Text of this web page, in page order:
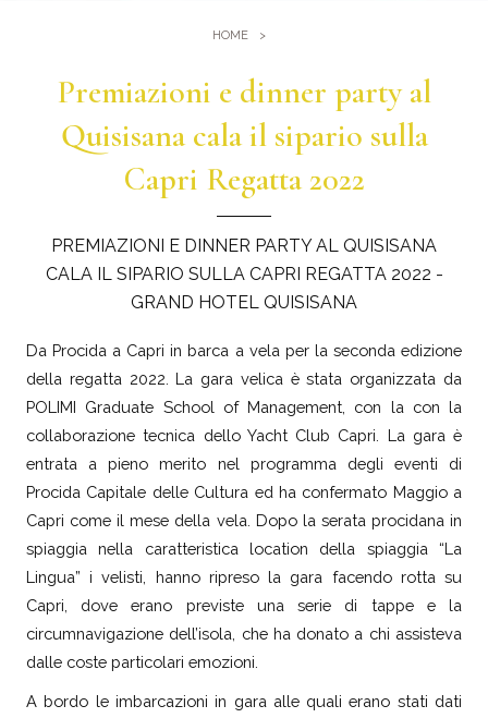
Sauna e Bagno turco
Eventi e Meeting
Meeting al Quisisana
Sposarsi al Quisisana
Gallery
Leaders Club
Blog
Dicono di noi
HOME
Premiazioni e dinner party al
Quisisana cala il sipario sulla
Capri Regatta 2022
PREMIAZIONI E DINNER PARTY AL QUISISANA
CALA IL SIPARIO SULLA CAPRI REGATTA 2022 -
GRAND HOTEL QUISISANA
Da Procida a Capri in barca a vela per la seconda edizione
della regatta 2022. La gara velica è stata organizzata da
POLIMI Graduate School of Management, con la con la
collaborazione tecnica dello Yacht Club Capri. La gara è
entrata a pieno merito nel programma degli eventi di
Procida Capitale delle Cultura ed ha confermato Maggio a
Capri come il mese della vela. Dopo la serata procidana in
spiaggia nella caratteristica location della spiaggia “La
Lingua” i velisti, hanno ripreso la gara facendo rotta su
Capri, dove erano previste una serie di tappe e la
circumnavigazione dell’isola, che ha donato a chi assisteva
dalle coste particolari emozioni.
A bordo le imbarcazioni in gara alle quali erano stati dati